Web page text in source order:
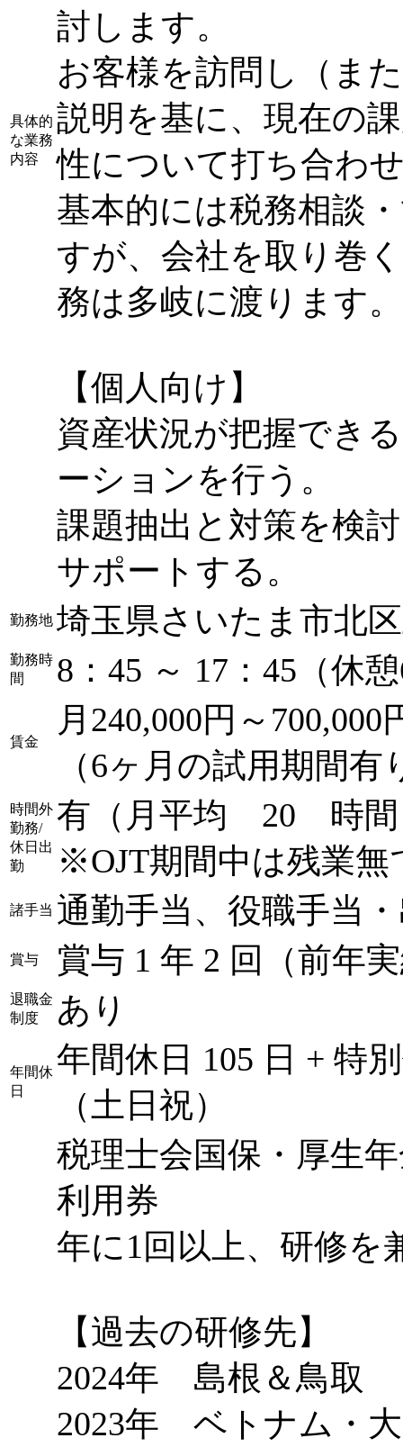
具体的
な業務
内容
討します。
お客様を訪問し（ま
説明を基に、現在の
性について打ち合わ
基本的には税務相談
すが、会社を取り巻
務は多岐に渡ります。
【個人向け】
資産状況が把握でき
ーションを行う。
課題抽出と対策を検
サポートする。
勤務地 埼玉県さいたま市北
勤務時
間
8：45 ～ 17：45（休
賃金
月240,000円～700,000
（6ヶ月の試用期間有
時間外
勤務/
休日出
勤
有（月平均 20 時間
※OJT期間中は残業無
諸手当 通勤手当、役職手当
賞与 賞与 1 年 2 回（前年
退職金
制度
あり
年間休
日
年間休日 105 日 + 特
（土日祝）
税理士会国保・厚生
利用券
年に1回以上、研修を
【過去の研修先】
2024年 島根＆鳥取
2023年 ベトナム・